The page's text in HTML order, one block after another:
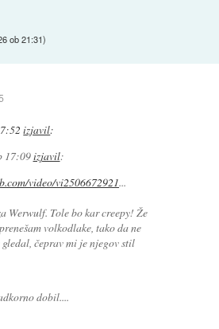
ob 21:31)
izjavil:
17:09izjavil:
video/vi2506672921...
Werwulf. Tole bo kar creepy! Že
volkodlake, tako da ne
gledal, čeprav mi je njegov stil
dobil....